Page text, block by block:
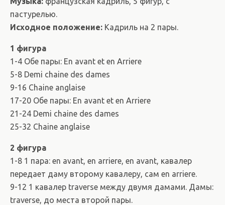
пастурелью.
Исходное положение: Кадриль на 2 пары.
1 фигура
1-4 Обе пары: En avant et en Arriere
5-8 Demi chaine des dames
9-16 Chaine anglaise
17-20 Обе пары: En avant et en Arriere
21-24 Demi chaine des dames
25-32 Chaine anglaise
2 фигура
1-8 1 пара: en avant, en arriere, en avant, кавалер
передает даму второму кавалеру, сам en arriere.
9-12 1 кавалер traverse между двумя дамами. Дамы:
traverse, до места второй пары.